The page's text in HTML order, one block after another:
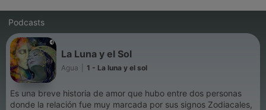
Podcasts
La Luna y el Sol
Agua 1 - La luna y el sol
Es una breve historia de amor que hubo entre dos personas
donde la relación fue muy marcada por sus signos Zodiacales,